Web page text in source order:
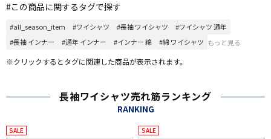
#この商品に関するタグで探す
#all_season_item #ワイシャツ #長袖 ワイシャツ
#ワイシャツ 通年
#長袖 インナー
#通年 インナー #インナー 綿 #綿 ワイシャツ もっと見る
※クリックするとタグに関連した商品が表示されます。
長袖ワイシャツ売れ筋ランキング
RANKING
SALE SALE